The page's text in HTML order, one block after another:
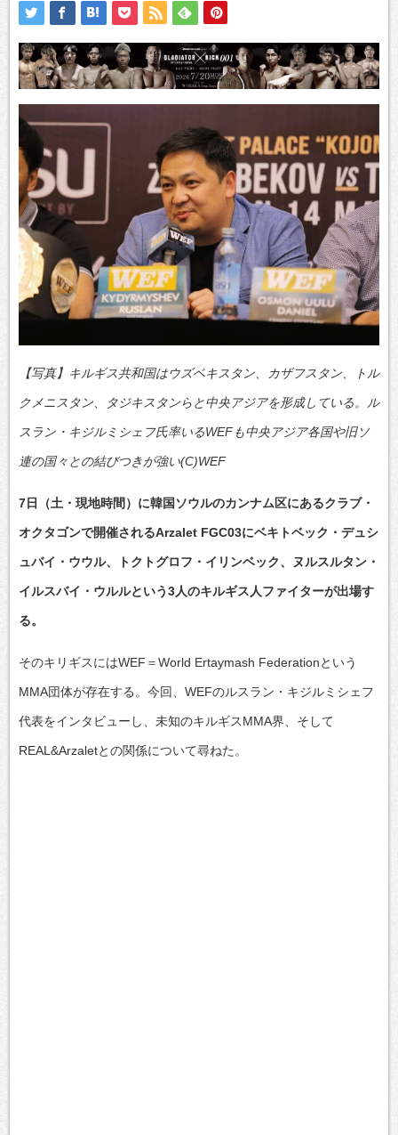
【写真】キルギス共和国はウズベキスタン、カザフスタン、トル
クメニスタン、タジキスタンらと中央アジアを形成している。ル
スラン・キジルミシェフ氏率いるWEFも中央アジア各国や旧ソ
連の国々との結びつきが強い(C)WEF
7日（土・現地時間）に韓国ソウルのカンナム区にあるクラブ・
オクタゴンで開催されるArzalet FGC03にベキトベック・デュシ
ュバイ・ウウル、トクトグロフ・イリンベック、ヌルスルタン・
イルスバイ・ウルルという3人のキルギス人ファイターが出場す
る。
そのキリギスにはWEF＝World Ertaymash Federationという
MMA団体が存在する。今回、WEFのルスラン・キジルミシェフ
代表をインタビューし、未知のキルギスMMA界、そして
REAL&Arzaletとの関係について尋ねた。